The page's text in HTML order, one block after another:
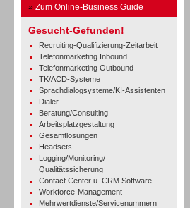
» Zum Online-Business Guide
Gesucht-Gefunden!
Recruiting-Qualifizierung-Zeitarbeit
Telefonmarketing Inbound
Telefonmarketing Outbound
TK/ACD-Systeme
Sprachdialogsysteme/KI-Assistenten
Dialer
Beratung/Consulting
Arbeitsplatzgestaltung
Gesamtlösungen
Headsets
Logging/Monitoring/
Qualitätssicherung
Contact Center u. CRM Software
Workforce-Management
Mehrwertdienste/Servicenummern